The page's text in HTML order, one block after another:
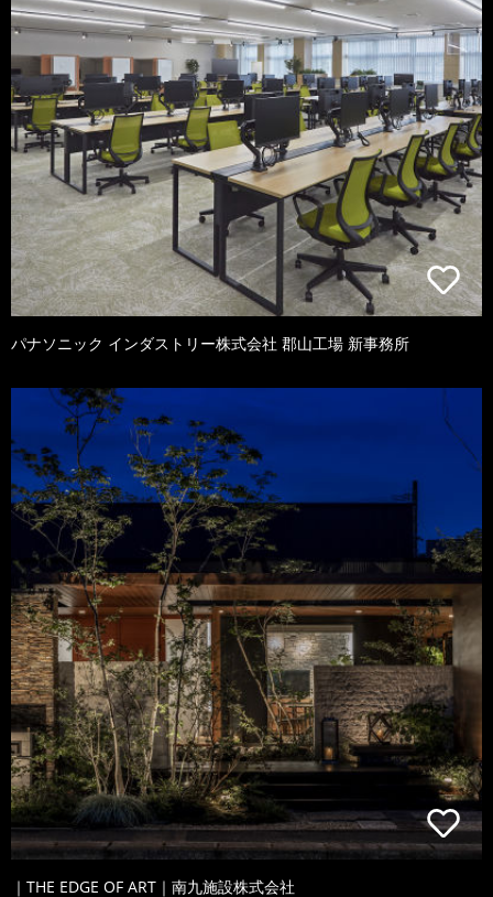
パナソニック インダストリー株式会社 郡山工場 新事務所
｜THE EDGE OF ART｜南九施設株式会社